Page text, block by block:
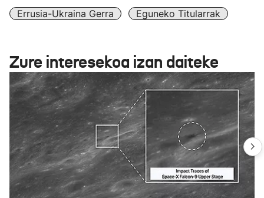
Errusia-Ukraina Gerra
Eguneko Titularrak
Zure interesekoa izan daiteke